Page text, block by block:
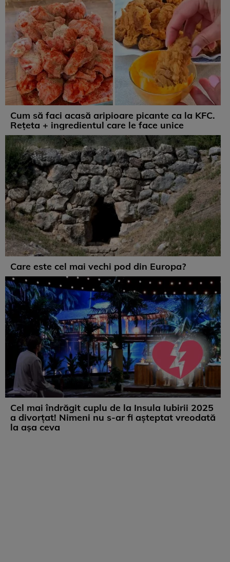
Cum să faci acasă aripioare picante ca la KFC.
Rețeta + ingredientul care le face unice
Care este cel mai vechi pod din Europa?
Cel mai îndrăgit cuplu de la Insula Iubirii 2025
a divorțat! Nimeni nu s-ar fi așteptat vreodată
la așa ceva